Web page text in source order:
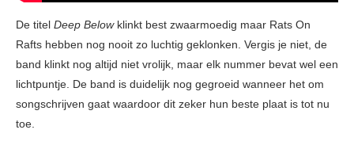
De titel Deep Belowklinkt best zwaarmoedig maar Rats On
Rafts hebben nog nooit zo luchtig geklonken. Vergis je niet, de
band klinkt nog altijd niet vrolijk, maar elk nummer bevat wel een
lichtpuntje. De band is duidelijk nog gegroeid wanneer het om
songschrijven gaat waardoor dit zeker hun beste plaat is tot nu
toe.